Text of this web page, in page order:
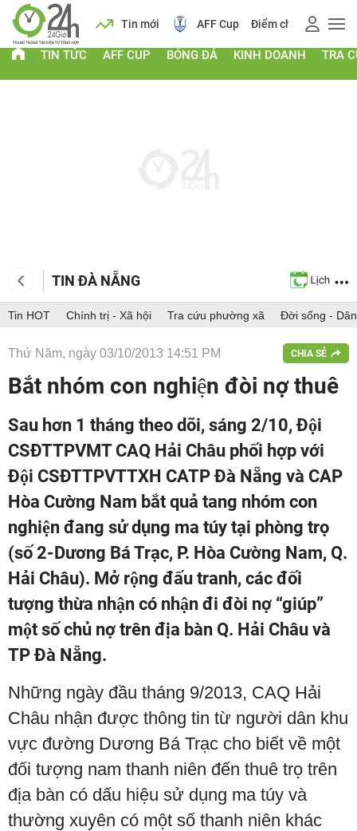
Lịch Tin mới AFF Cup Điểm chuẩn 2026
TIN TỨC AFF CUP BÓNG ĐÁ KINH DOANH TRA
TIN ĐÀ NẴNG
Tin HOT Chính trị - Xã hội Tra cứu phường xã Đời sống -
Thứ Năm, ngày 03/10/2013 14:51 PM CHIA SẺ
Bắt nhóm con nghiện đòi nợ thuê
Sau hơn 1 tháng theo dõi, sáng 2/10, Đội
CSĐTTPVMT CAQ Hải Châu phối hợp với
Đội CSĐTTPVTTXH CATP Đà Nẵng và CAP
Hòa Cường Nam bắt quả tang nhóm con
nghiện đang sử dụng ma túy tại phòng trọ
(số 2-Dương Bá Trạc, P. Hòa Cường Nam, Q.
Hải Châu). Mở rộng đấu tranh, các đối
tượng thừa nhận có nhận đi đòi nợ “giúp”
một số chủ nợ trên địa bàn Q. Hải Châu và
TP Đà Nẵng.
Những ngày đầu tháng 9/2013, CAQ Hải
Châu nhận được thông tin từ người dân khu
vực đường Dương Bá Trạc cho biết về một
đối tượng nam thanh niên đến thuê trọ trên
địa bàn có dấu hiệu sử dụng ma túy và
thường xuyên có một số thanh niên khác